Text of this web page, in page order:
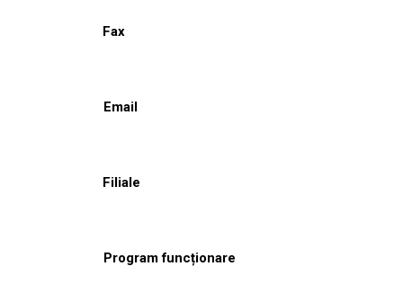
Fax
Email
Filiale
Program funcționare